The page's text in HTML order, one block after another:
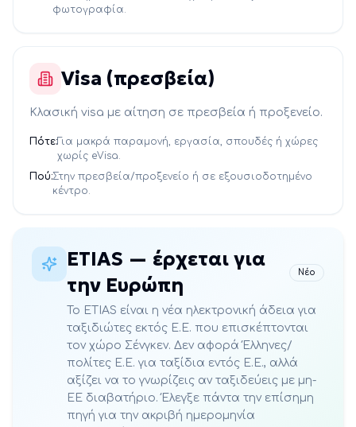
φωτογραφία.
Visa (πρεσβεία)
Κλασική visa με αίτηση σε πρεσβεία ή προξενείο.
Πότε: Για μακρά παραμονή, εργασία, σπουδές ή χώρες
χωρίς eVisa.
Πού:Στην πρεσβεία/προξενείο ή σε εξουσιοδοτημένο
κέντρο.
ETIAS — έρχεται για
την Ευρώπη
Νέο
Το ETIAS είναι η νέα ηλεκτρονική άδεια για
ταξιδιώτες εκτός Ε.Ε. που επισκέπτονται
τον χώρο Σένγκεν. Δεν αφορά Έλληνες/
πολίτες Ε.Ε. για ταξίδια εντός Ε.Ε., αλλά
αξίζει να το γνωρίζεις αν ταξιδεύεις με μη-
ΕΕ διαβατήριο. Έλεγξε πάντα την επίσημη
πηγή για την ακριβή ημερομηνία